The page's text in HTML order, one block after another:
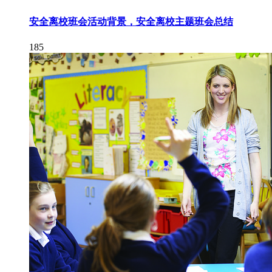
安全离校班会活动背景，安全离校主题班会总结
185